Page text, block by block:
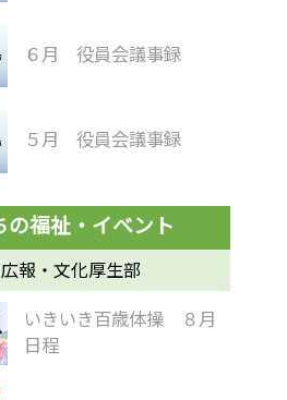
６月 役員会議事録
５月 役員会議事録
広報・文化厚生部
いきいき百歳体操 ８月
日程